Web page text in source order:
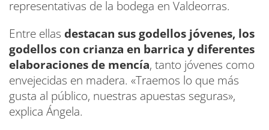
representativas de la bodega en Valdeorras.
Entre ellas destacan sus godellos jóvenes, los
godellos con crianza en barrica y diferentes
elaboraciones de mencía, tanto jóvenes como
envejecidas en madera. «Traemos lo que más
gusta al público, nuestras apuestas seguras»,
explica Ángela.